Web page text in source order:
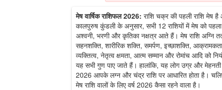
मेष वार्षिक राशिफल 2026: राशि चक्र की पहली राशि मेष
कालपुरुष कुंडली के अनुसार, सभी 12 राशियों में मेष को
अश्वनी, भरणी और कृतिका नक्षत्र आते हैं। मेष राशि अग्नि
सहनशक्ति, शारीरिक शक्ति, समर्पण, इच्छाशक्ति,
व्यक्तित्व, नेतृत्व क्षमता, आत्म सम्मान और रोमांच आदि को
यह सभी गुण पाए जाते हैं। हालांकि, यह लोग उग्र और मेहनती
2026 आपके लग्न और चंद्र राशि पर आधारित होता है।
मेष राशि वालों के लिए वर्ष 2026 कैसा रहने वाला है।